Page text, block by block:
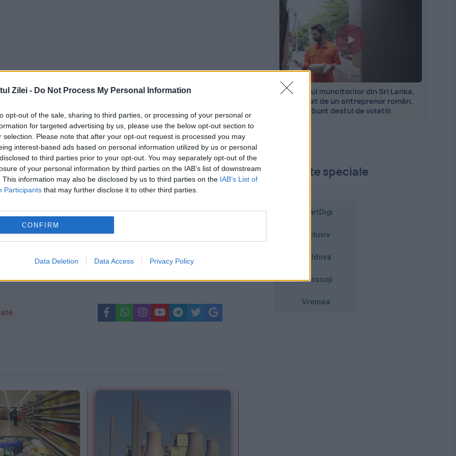
Zilei - Do Not Process My Personal Information
opt-out of the sale, sharing to third parties, or processing of your personal or
for targeted advertising by us, please use the below opt-out section to
selection. Please note that after your opt-out request is processed you may
interest-based ads based on personal information utilized by us or personal
to third parties prior to your opt-out. You may separately opt-out of the
of your personal information by third parties on the IAB’s list of downstream
This information may also be disclosed by us to third parties on the IAB’s List of
Participants that may further disclose it to other third parties.
CONFIRM
Data Deletion Data Access Privacy Policy
pentru piața de energie electrică.
19:00 și 23:00 dacă apar deficite în
și filtre de poliție. Statele UE vor decide
Importul muncitorilor din Sri Lanka,
explicat de un antreprenor român.
Sunt destul de volatili
Proiecte speciale
SmartDigi
Exclusiv
Moldova
Horoscop
Vremea